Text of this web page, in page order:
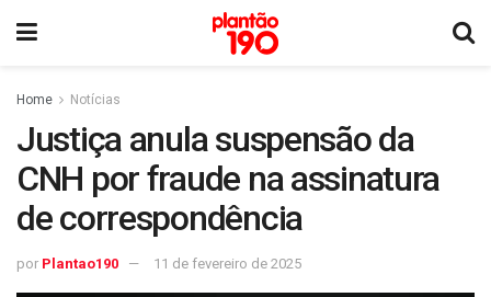
Home Notícias
Justiça anula suspensão da
CNH por fraude na assinatura
de correspondência
por Plantao190 11 de fevereiro de 2025